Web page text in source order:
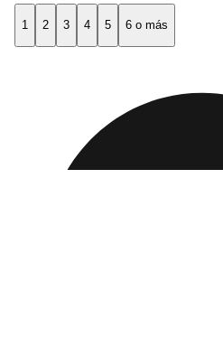
1 2 3 4 5 6 o más